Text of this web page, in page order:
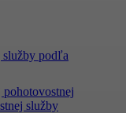
služby podľa
služby